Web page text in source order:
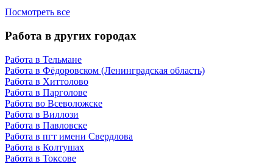
Посмотреть все
Работа в других городах
Работа в Тельмане
Работа в Фёдоровском (Ленинградская область)
Работа в Хиттолово
Работа в Парголове
Работа во Всеволожске
Работа в Виллози
Работа в Павловске
Работа в пгт имени Свердлова
Работа в Колтушах
Работа в Токсове